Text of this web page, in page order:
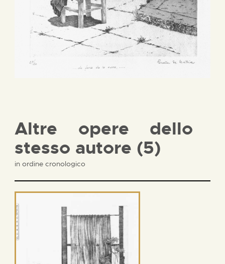
Altre opere dello
stesso autore (5)
in ordine cronologico